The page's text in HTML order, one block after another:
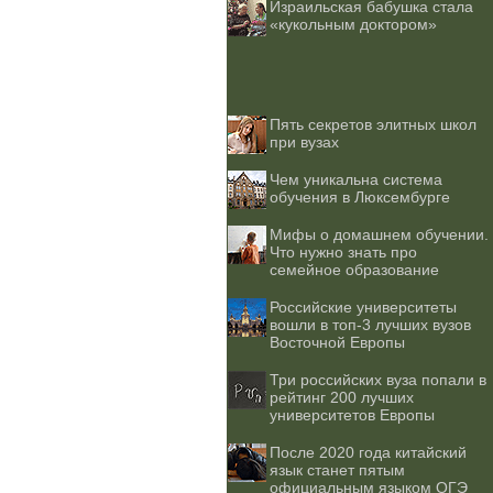
Израильская бабушка стала
«кукольным доктором»
Пять секретов элитных школ
при вузах
Чем уникальна система
обучения в Люксембурге
Мифы о домашнем обучении.
Что нужно знать про
семейное образование
Российские университеты
вошли в топ-3 лучших вузов
Восточной Европы
Три российских вуза попали в
рейтинг 200 лучших
университетов Европы
После 2020 года китайский
язык станет пятым
официальным языком ОГЭ